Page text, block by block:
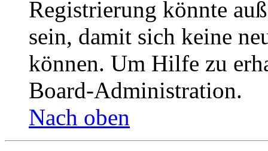
Registrierung könnte
sein, damit sich keine
können. Um Hilfe zu
Board-Administration.
Nach oben